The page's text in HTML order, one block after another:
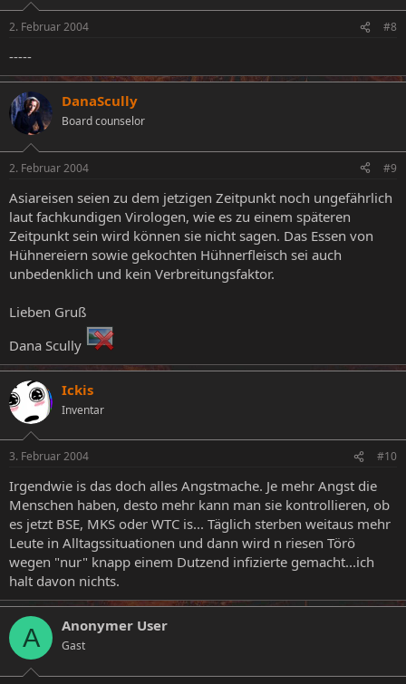
2. Februar 2004 #8
-----
DanaScully
Board counselor
2. Februar 2004 #9
Asiareisen seien zu dem jetzigen Zeitpunkt noch ungefährlich
laut fachkundigen Virologen, wie es zu einem späteren
Zeitpunkt sein wird können sie nicht sagen. Das Essen von
Hühnereiern sowie gekochten Hühnerfleisch sei auch
unbedenklich und kein Verbreitungsfaktor.
Lieben Gruß
Dana Scully
Ickis
Inventar
3. Februar 2004 #10
Irgendwie is das doch alles Angstmache. Je mehr Angst die
Menschen haben, desto mehr kann man sie kontrollieren, ob
es jetzt BSE, MKS oder WTC is... Täglich sterben weitaus mehr
Leute in Alltagssituationen und dann wird n riesen Törö
wegen "nur" knapp einem Dutzend infizierte gemacht...ich
halt davon nichts.
A Anonymer User
Gast